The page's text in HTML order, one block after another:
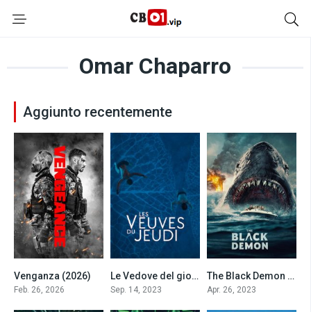
Omar Chaparro
Aggiunto recentemente
Venganza (2026)
Feb. 26, 2026
0Le Vedove del giovedì
Sep. 14, 2023
3.7The Black Demon (2023)
Apr. 26, 2023